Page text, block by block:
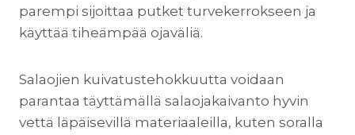
parempi sijoittaa putket turvekerrokseen ja
käyttää tiheämpää ojaväliä.
Salaojien kuivatustehokkuutta voidaan
parantaa täyttämällä salaojakaivanto hyvin
vettä läpäisevillä materiaaleilla, kuten soralla